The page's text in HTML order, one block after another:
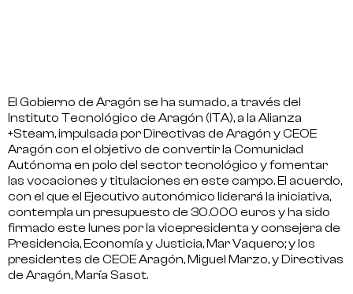
El Gobierno de Aragón se ha sumado, a través del
Instituto Tecnológico de Aragón (ITA), a la Alianza
+Steam, impulsada por Directivas de Aragón y CEOE
Aragón con el objetivo de convertir la Comunidad
Autónoma en polo del sector tecnológico yfomentar
las vocaciones y titulaciones en este campo. El acuerdo,
con el que el Ejecutivo autonómico liderará la iniciativa,
contempla un presupuesto de 30.000 euros y ha sido
firmado este lunes por la vicepresidenta y consejera de
Presidencia, Economía y Justicia, Mar Vaquero; y los
presidentes de CEOE Aragón, Miguel Marzo, y Directivas
de Aragón, María Sasot.